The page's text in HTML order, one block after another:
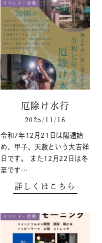
イベント・活動
厄除け水行
2025/11/16
令和7年12月21日は陽遁始
め、甲子、天赦という大吉祥
日です。 また12月22日は冬
至です…
詳しくはこちら
イベント・活動